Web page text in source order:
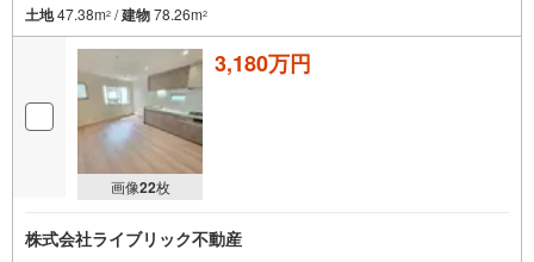
土地47.38m2 /建物78.26m2
画像22枚
3,180万円
株式会社ライブリック不動産